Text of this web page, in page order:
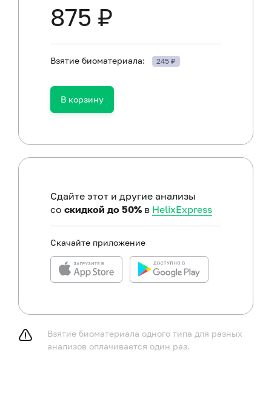
в течение 30 минут до исследования.
875 ₽
Взятие биоматериала: 245 ₽
В корзину
Сдайте этот и другие анализы
со скидкой до 50% в HelixExpress
Скачайте приложение
Взятие биоматериала одного типа для разных
анализов оплачивается один раз.